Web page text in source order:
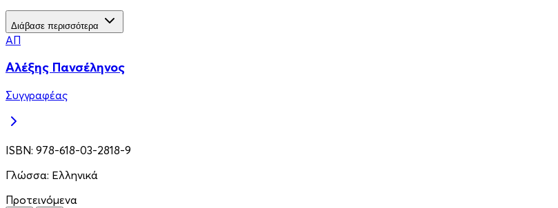
Διάβασε περισσότερα
ΑΠ
Αλέξης Πανσέληνος
Συγγραφέας
ISBN: 978-618-03-2818-9
Γλώσσα: Ελληνικά
Προτεινόμενα